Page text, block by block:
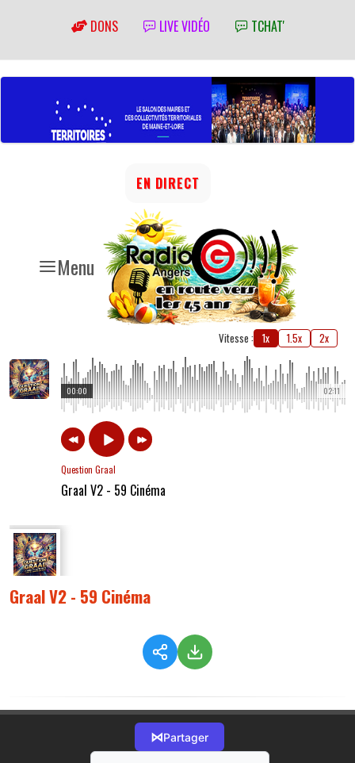
DONS LIVE VIDÉO TCHAT'
Menu
EN DIRECT
Vitesse : 1x 1.5x 2x
02:11
00:00
Question Graal
Graal V2 - 59 Cinéma
Graal V2 - 59 Cinéma
⋈Partager